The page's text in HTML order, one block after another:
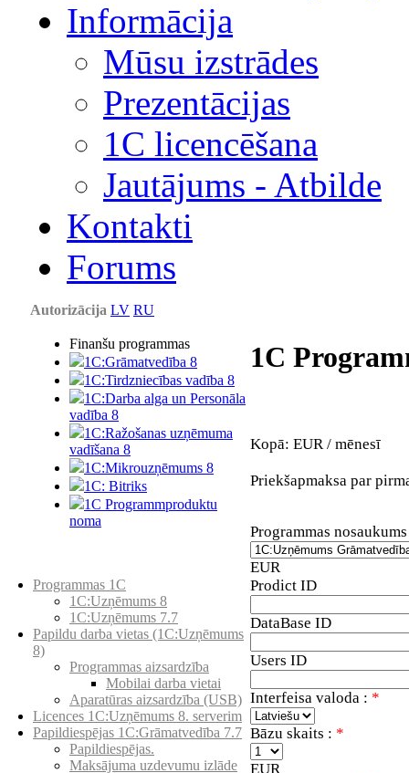
Informācija
Mūsu izstrādes
Prezentācijas
1С licencēšana
Jautājums - Atbilde
Kontakti
Forums
Autorizācija LV RU
Finanšu programmas
1C:Grāmatvedība 8
1C:Tirdzniecības vadība 8
1C:Darba alga un Personāla
vadība 8
1C:Ražošanas uzņēmuma
vadīšana 8
1С:Мikrouzņēmums 8
1C: Bitriks
1C Programmproduktu
noma
Programmas 1C
1C:Uzņēmums 8
1C:Uzņēmums 7.7
Papildu darba vietas (1C:Uzņēmums
8)
Programmas aizsardzība
Mobilai darba vietai
Aparatūras aizsardzība (USB)
Licences 1C:Uzņēmums 8. serverim
Papildiespējas 1C:Grāmatvedība 7.7
Papildiespējas.
Maksājuma uzdevumu izlāde
1C
Kopā: EUR / mēnesī
Priekšapmaksa par
Programmas
EUR
Prodict ID
DataBase ID
Users ID
Interfeisa valoda : *
Bāzu skaits : *
EUR